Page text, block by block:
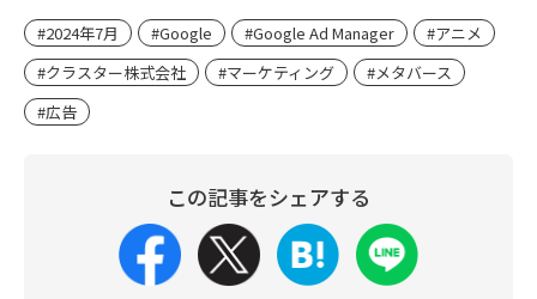
#2024年7月 #Google #Google Ad Manager
#アニメ
#クラスター株式会社
#マーケティング
#メタバース
#広告
この記事をシェアする